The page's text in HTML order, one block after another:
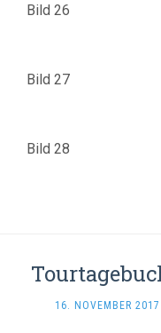
Bild 26
Bild 27
Bild 28
16. NOVEMBER 2017